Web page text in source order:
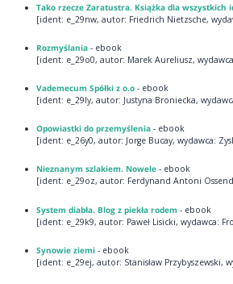
Tako rzecze Zaratustra. Książka dla wszystkich
[ident: e_29nw, autor: Friedrich Nietzsche,
Rozmyślania - ebook
[ident: e_29o0, autor: Marek Aureliusz,
Vademecum Spółki z o.o- ebook
[ident: e_29ly, autor: Justyna Broniecka,
Opowiastki do przemyślenia- ebook
[ident: e_26y0, autor: Jorge Bucay, wydawca:
Nieznanym szlakiem. Nowele- ebook
[ident: e_29oz, autor: Ferdynand Antoni
System diabła. Blog z piekła rodem - ebook
[ident: e_29k9, autor: Paweł Lisicki, wydawca:
Synowie ziemi- ebook
[ident: e_29ej, autor: Stanisław Przybyszewski,